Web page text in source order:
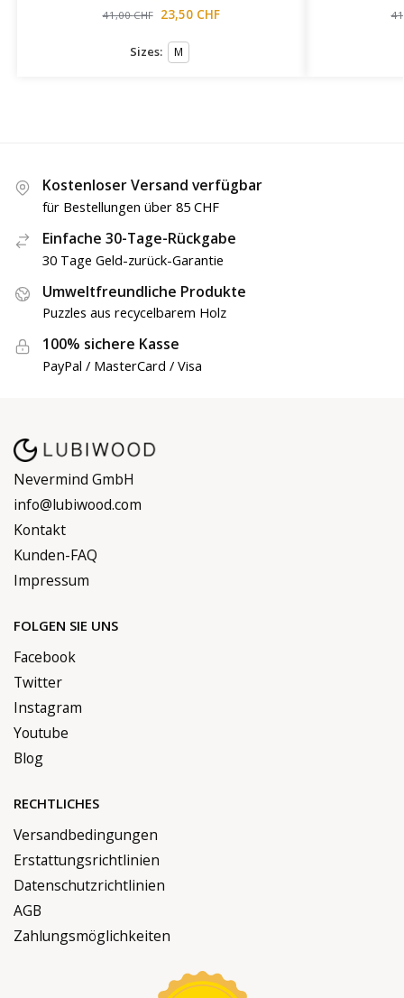
41,00CHF 23,50 CHF
Sizes: M
Kostenloser Versand verfügbar
für Bestellungen über 85 CHF
Einfache 30-Tage-Rückgabe
30 Tage Geld-zurück-Garantie
Umweltfreundliche Produkte
Puzzles aus recycelbarem Holz
100% sichere Kasse
PayPal / MasterCard / Visa
Nevermind GmbH
info@lubiwood.com
Kontakt
Kunden-FAQ
Impressum
FOLGEN SIE UNS
Facebook
Twitter
Instagram
Youtube
Blog
RECHTLICHES
Versandbedingungen
Erstattungsrichtlinien
Datenschutzrichtlinien
AGB
Zahlungsmöglichkeiten